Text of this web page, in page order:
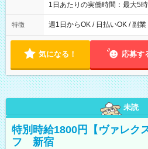
1日あたりの実働時間：最大5
実働時間：1-5時間 └上記の時
能！ └平日・土曜日の中で、お
18:00 などのように、自由
特徴 週1日からOK / 日払いOK / 副
気になる！ 応募す
未読
特別時給1800円【ヴァレク
フ 新宿